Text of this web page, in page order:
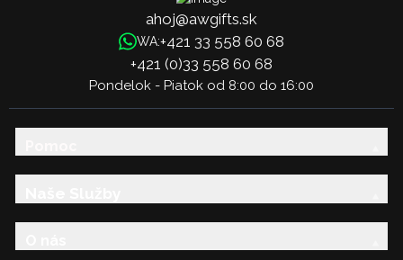
ahoj@awgifts.sk
WA:+421 33 558 60 68
+421 (0)33 558 60 68
Pondelok - Piatok od 8:00 do 16:00